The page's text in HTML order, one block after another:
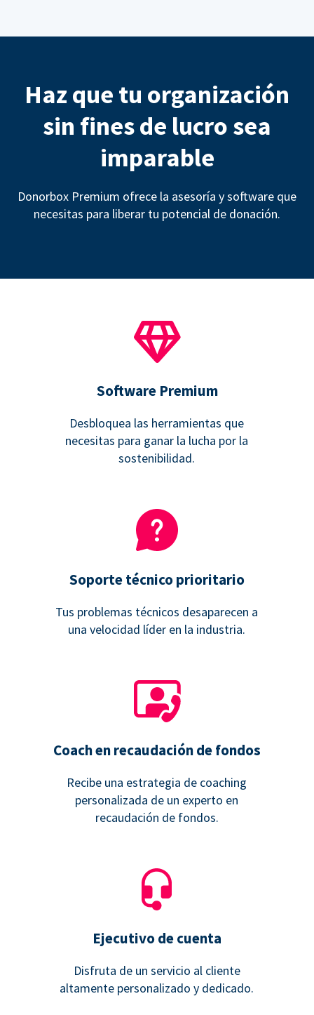
Haz que tu organización
sin fines de lucro sea
imparable
Donorbox Premium ofrece la asesoría y software que
necesitas para liberar tu potencial de donación.
Software Premium
Desbloquea las herramientas que
necesitas para ganar la lucha por la
sostenibilidad.
Soporte técnico prioritario
Tus problemas técnicos desaparecen a
una velocidad líder en la industria.
Coach en recaudación de fondos
Recibe una estrategia de coaching
personalizada de un experto en
recaudación de fondos.
Ejecutivo de cuenta
Disfruta de un servicio al cliente
altamente personalizado y dedicado.